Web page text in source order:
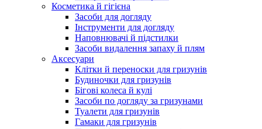
Косметика й гігієна
Засоби для догляду
Інструменти для догляду
Наповнювачі й підстилки
Засоби видалення запаху й плям
Аксесуари
Клітки й переноски для гризунів
Будиночки для гризунів
Бігові колеса й кулі
Засоби по догляду за гризунами
Туалети для гризунів
Гамаки для гризунів